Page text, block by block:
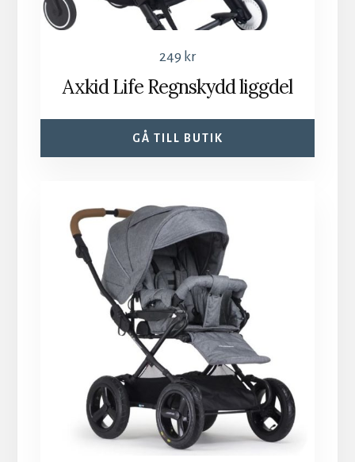
249 kr
Axkid Life Regnskydd liggdel
GÅ TILL BUTIK